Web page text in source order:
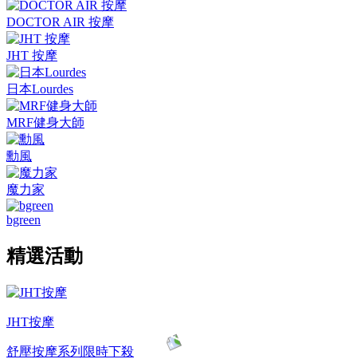
DOCTOR AIR 按摩
JHT 按摩
日本Lourdes
MRF健身大師
勳風
魔力家
bgreen
精選活動
JHT按摩
舒壓按摩系列限時下殺